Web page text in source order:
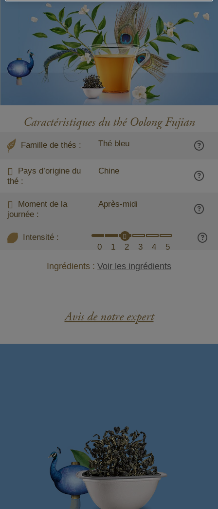
Caractéristiques du thé Oolong Fujian
Famille de thés : Thé bleu
Pays d’origine du
thé :
Chine
Moment de la
journée :
Après-midi
Intensité :
0
1 2 3 4 5
Ingrédients : Voir les ingrédients
Avis de notre expert